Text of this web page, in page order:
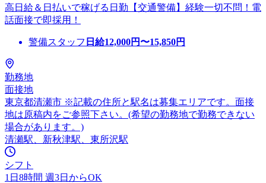
高日給＆日払いで稼げる日勤【交通警備】経験一切不問！電
話面接で即採用！
警備スタッフ 日給12,000円〜15,850円
勤務地
面接地
東京都清瀬市 ※記載の住所と駅名は募集エリアです。面接
地は原稿内をご参照下さい。(希望の勤務地で勤務できない
場合があります。)
清瀬駅、新秋津駅、東所沢駅
シフト
1日8時間 週3日からOK